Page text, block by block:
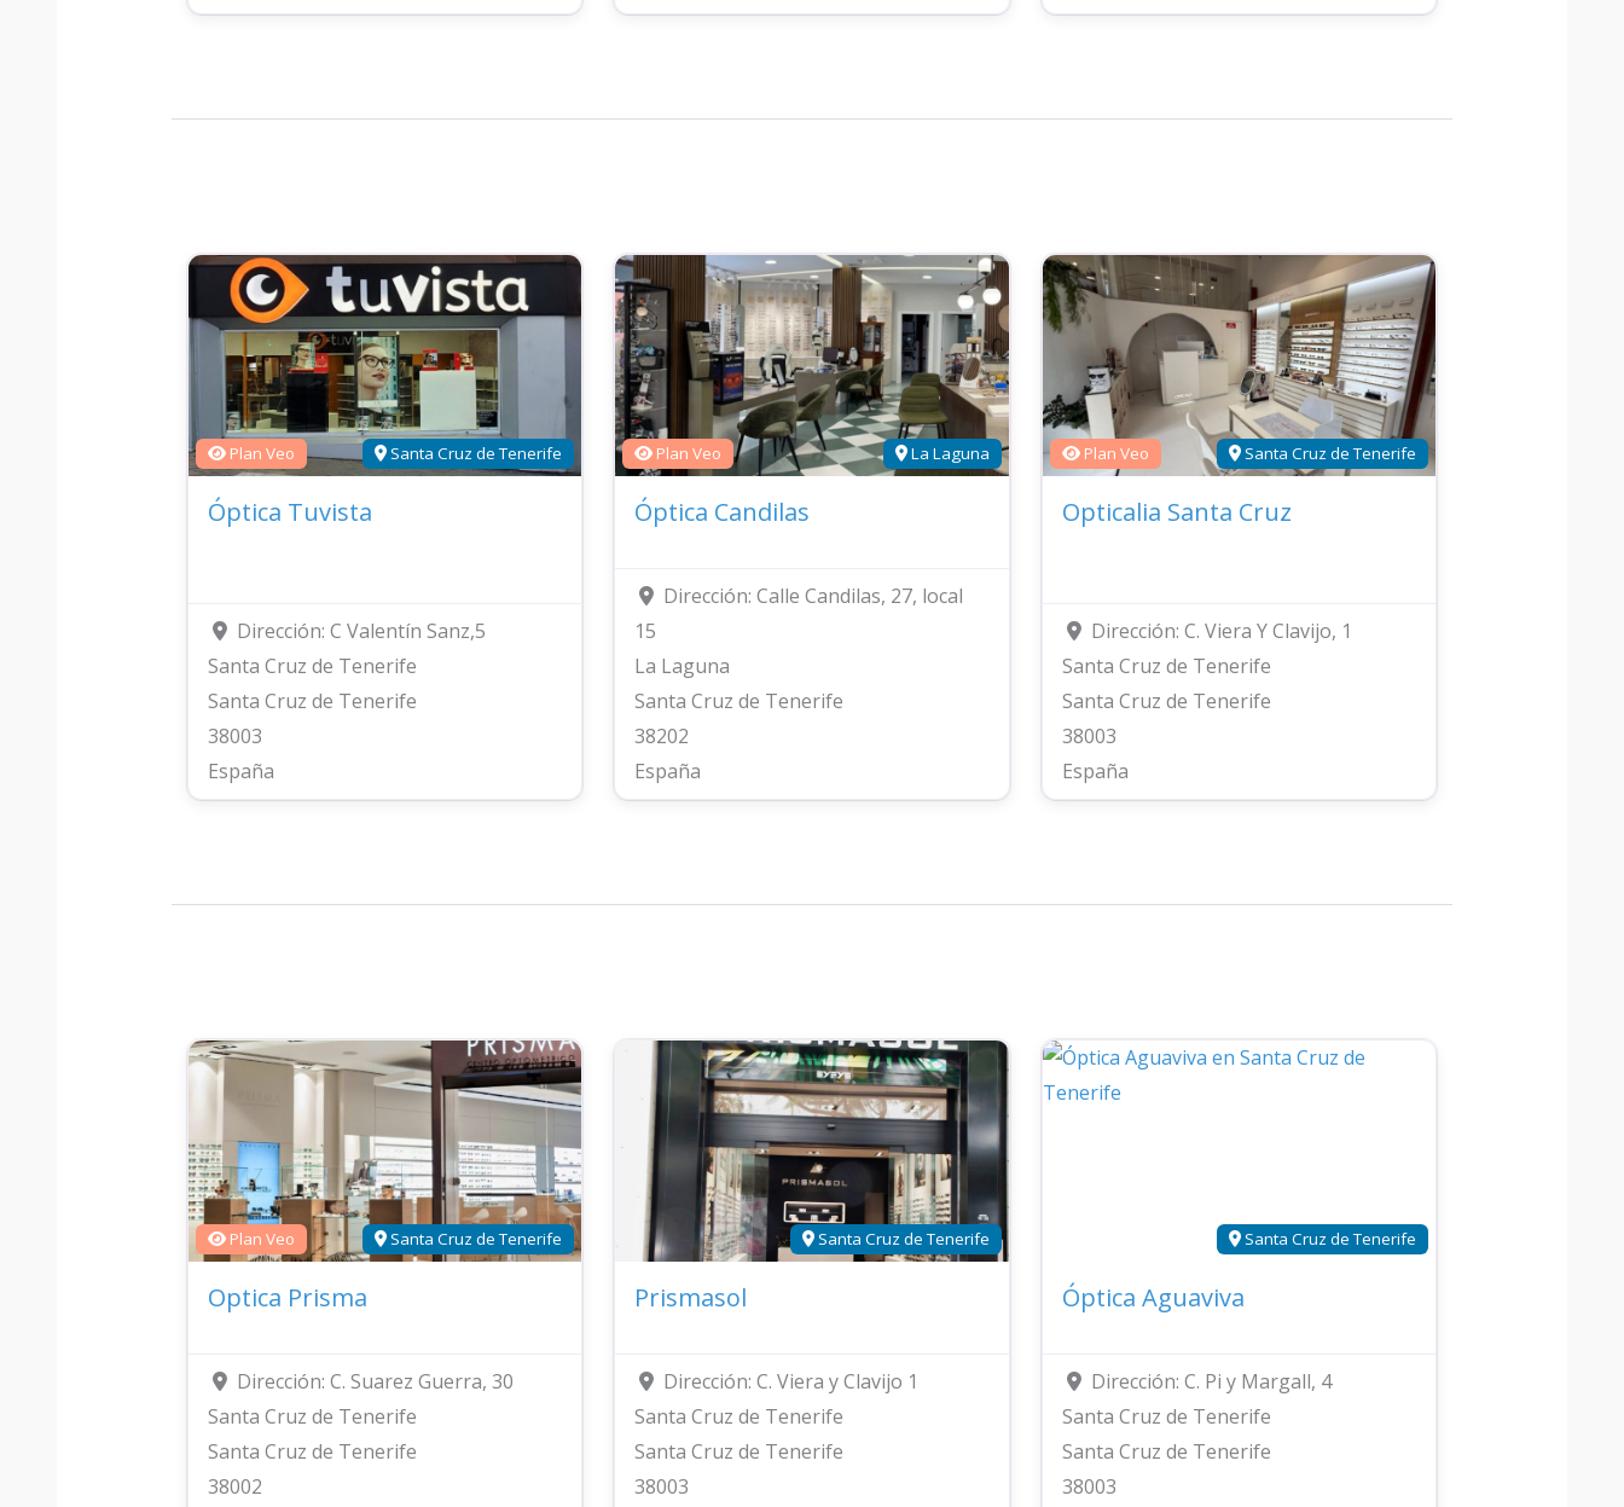
Plan Veo Santa Cruz de Tenerife
Óptica Tuvista
Dirección: C Valentín Sanz,5
Santa Cruz de Tenerife
Santa Cruz de Tenerife
38003
España
Plan Veo La Laguna
Óptica Candilas
Dirección:Calle Candilas, 27, local
15
La Laguna
Santa Cruz de Tenerife
38202
España
Plan Veo Santa Cruz de Tenerife
Opticalia Santa Cruz
Dirección: C. Viera Y Clavijo, 1
Santa Cruz de Tenerife
Santa Cruz de Tenerife
38003
España
Plan Veo Santa Cruz de Tenerife
Optica Prisma
Dirección: C. Suarez Guerra, 30
Santa Cruz de Tenerife
Santa Cruz de Tenerife
38002
Santa Cruz de Tenerife
Prismasol
Dirección:C. Viera y Clavijo 1
Santa Cruz de Tenerife
Santa Cruz de Tenerife
38003
Santa Cruz de Tenerife
Óptica Aguaviva
Dirección: C. Pi y Margall, 4
Santa Cruz de Tenerife
Santa Cruz de Tenerife
38003